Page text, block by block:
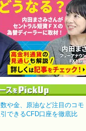
や金、原油など注目のコモ
できるCFD口座を徹底比